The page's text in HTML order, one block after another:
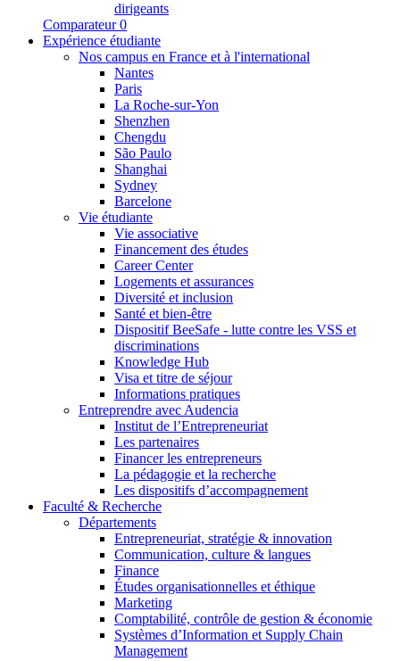
dirigeants
Comparateur 0
Expérience étudiante
Nos campus en France et à l'international
Nantes
Paris
La Roche-sur-Yon
Shenzhen
Chengdu
São Paulo
Shanghai
Sydney
Barcelone
Vie étudiante
Vie associative
Financement des études
Career Center
Logements et assurances
Diversité et inclusion
Santé et bien-être
Dispositif BeeSafe - lutte contre les VSS et
discriminations
Knowledge Hub
Visa et titre de séjour
Informations pratiques
Entreprendre avec Audencia
Institut de l’Entrepreneuriat
Les partenaires
Financer les entrepreneurs
La pédagogie et la recherche
Les dispositifs d’accompagnement
Faculté & Recherche
Départements
Entrepreneuriat, stratégie & innovation
Communication, culture & langues
Finance
Études organisationnelles et éthique
Marketing
Comptabilité, contrôle de gestion & économie
Systèmes d’Information et Supply Chain
Management